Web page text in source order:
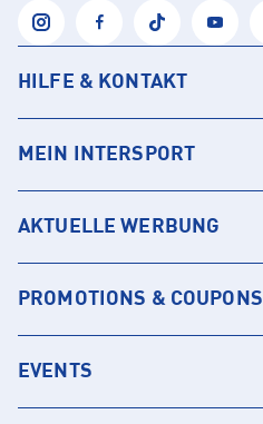
HILFE & KONTAKT
MEIN INTERSPORT
AKTUELLE WERBUNG
PROMOTIONS & COUPONS
EVENTS